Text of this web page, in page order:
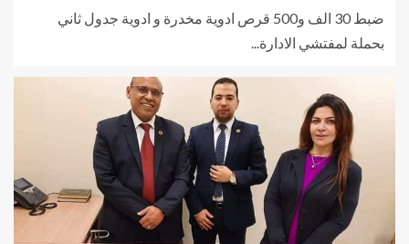
ضبط 30 الف و500 قرص ادوية مخدرة و ادوية جدول ثاني
بحملة لمفتشي الادارة...